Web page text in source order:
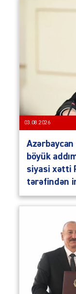
03.08.2026
böyük
siyasi xətti
tərəfindən